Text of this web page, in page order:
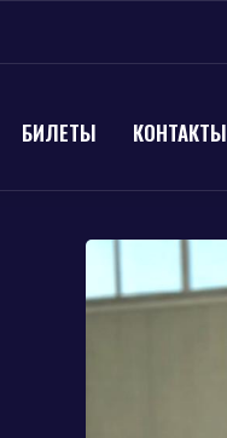
БИЛЕТЫ КОНТАКТЫ